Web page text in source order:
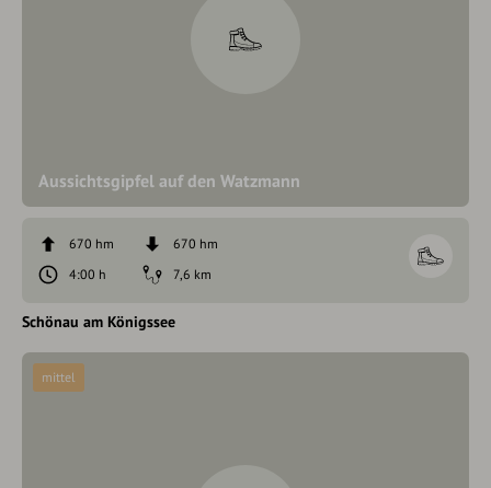
Aussichtsgipfel auf den Watzmann
670 hm
670 hm
4:00 h
7,6 km
Schönau am Königssee
mittel